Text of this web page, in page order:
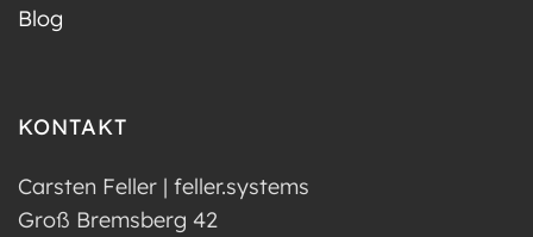
Blog
KONTAKT
Carsten Feller | feller.systems
Groß Bremsberg 42